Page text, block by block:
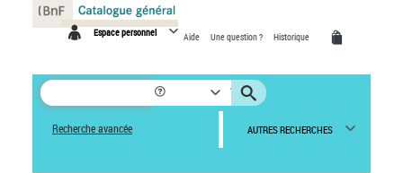
Espace personnel Aide Une question ? Historique
Recherche avancée AUTRES RECHERCHES
Panneau de gestion des cookies